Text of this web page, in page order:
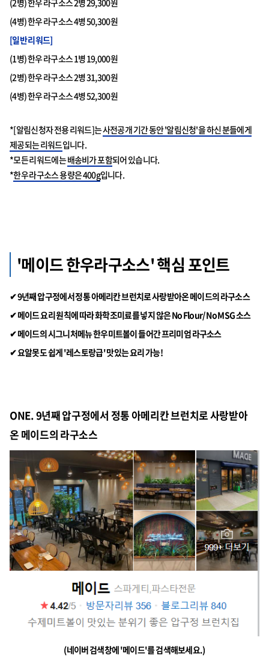
(2병) 한우 라구소스 2병 29,300원
(4병) 한우 라구소스 4병 50,300원
[일반 리워드]
(1병) 한우 라구소스 1병 19,000원
(2병) 한우 라구소스 2병 31,300원
(4병) 한우 라구소스 4병 52,300원
*[알림신청자 전용 리워드]는사전공개 기간 동안 '알림신청'을 하신 분들에게
제공되는 리워드입니다.
*모든 리워드에는배송비가 포함되어 있습니다.
*한우 라구소스 용량은 400g입니다.
'메이드 한우라구소스' 핵심 포인트
✔ 9년째 압구정에서 정통 아메리칸 브런치로 사랑받아온메이드의 라구소스
✔메이드요리 원칙에 따라 화학조미료를 넣지 않은 No Flour/ No MSG 소스
✔메이드의 시그니처메뉴 한우미트볼이 들어간 프리미엄 라구소스
✔ 요알못도 쉽게 '레스토랑급' 맛있는 요리 가능!
ONE. 9년째 압구정에서 정통 아메리칸 브런치로 사랑받아
온 메이드의 라구소스
(네이버 검색창에 '메이드'를 검색해보세요.)